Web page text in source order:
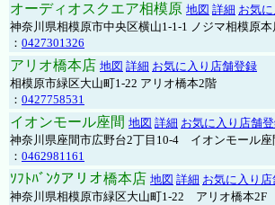
オーディオスクエア相模原 地図 詳細 お気
神奈川県相模原市中央区横山1-1-1 ノジマ相模原本
： 0427301326
アリオ橋本店 地図 詳細 お気に入り店舗登録
相模原市緑区大山町1-22 アリオ橋本2階
： 0427758531
イオンモール座間 地図 詳細 お気に入り店舗
神奈川県座間市広野台2丁目10-4 イオンモール座
： 0462981161
ｿﾌﾄﾊﾞﾝｸアリオ橋本店 地図 詳細 お気に入り
神奈川県相模原市緑区大山町1-22 アリオ橋本2F